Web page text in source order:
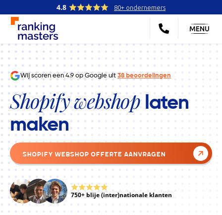
4.8 80+ ondernemers
MENU
Wij scoren een4.9 op Google uit 38 beoordelingen
Shopify webshop laten
maken
Shopify Webshop Offerte Aanvragen
750+ blije (inter)nationale klanten